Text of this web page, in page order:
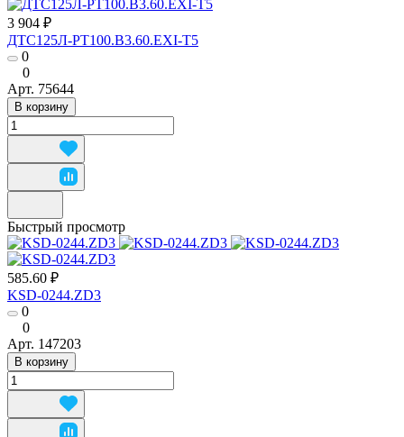
3 904 ₽
ДТС125Л-РТ100.В3.60.ЕХI-Т5
0
0
Арт. 75644
В корзину
Быстрый просмотр
585.60 ₽
KSD-0244.ZD3
0
0
Арт. 147203
В корзину